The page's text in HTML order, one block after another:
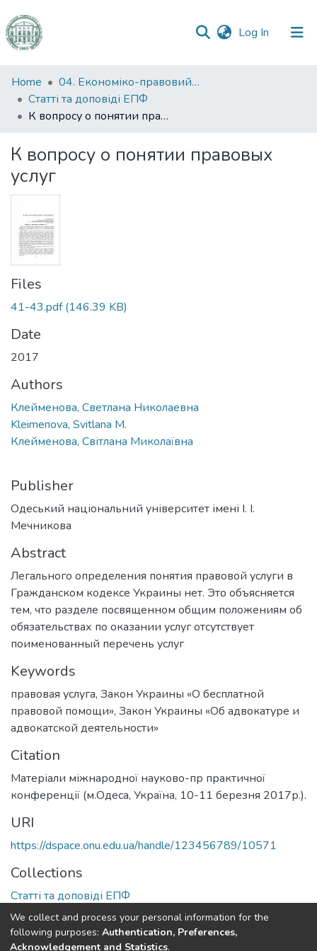
Log In (current)
Communities
&
Collections
Statistics
Home
04. Економіко-правовий факультет
Статті та доповіді ЕПФ
К вопросу о понятии правовых услуг
К вопросу о понятии правовых
услуг
Files
41-43.pdf(146.39 KB)
Date
2017
Authors
Клейменова, Светлана Николаевна
Kleimenova, Svitlana M.
Клейменова, Світлана Миколаївна
Publisher
Одеський національний університет імені І. І.
Мечникова
Abstract
Легального определения понятия правовой услуги в
Гражданском кодексе Украины нет. Это объясняется
тем, что разделе посвященном общим положениям об
обязательствах по оказании услуг отсутствует
поименованный перечень услуг
Keywords
правовая услуга, Закон Украины «О бесплатной
правовой помощи», Закон Украины «Об адвокатуре и
адвокатской деятельности»
Citation
Матеріали міжнародної науково-пр практичної
конференції (м.Одеса, Україна, 10-11 березня 2017р.).
URI
https://dspace.onu.edu.ua/handle/123456789/10571
Collections
Статті та доповіді ЕПФ
Full item page
We collect and process your personal information for the
following purposes: Authentication, Preferences,
Acknowledgement and Statistics.